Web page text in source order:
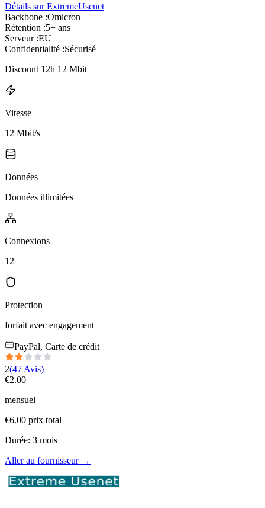
Détails sur ExtremeUsenet
Backbone :Omicron
Rétention :5+ ans
Serveur :EU
Confidentialité :Sécurisé
Discount 12h 12 Mbit
Vitesse
12 Mbit/s
Données
Données illimitées
Connexions
12
Protection
forfait avec engagement
PayPal, Carte de crédit
2(47 Avis)
€2.00
mensuel
€6.00 prix total
Durée: 3 mois
Aller au fournisseur→